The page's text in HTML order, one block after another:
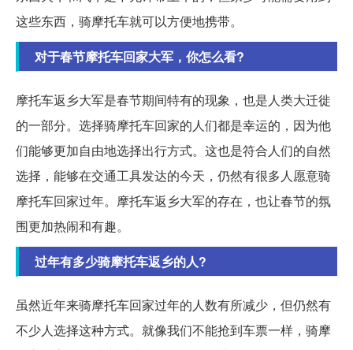
这些东西，骑摩托车就可以方便地携带。
对于春节摩托车回家大军，你怎么看?
摩托车返乡大军是春节期间特有的现象，也是人类大迁徙
的一部分。选择骑摩托车回家的人们都是幸运的，因为他
们能够更加自由地选择出行方式。这也是符合人们的自然
选择，能够在交通工具发达的今天，仍然有很多人愿意骑
摩托车回家过年。摩托车返乡大军的存在，也让春节的氛
围更加热闹和有趣。
过年有多少骑摩托车返乡的人?
虽然近年来骑摩托车回家过年的人数有所减少，但仍然有
不少人选择这种方式。就像我们不能抢到车票一样，骑摩